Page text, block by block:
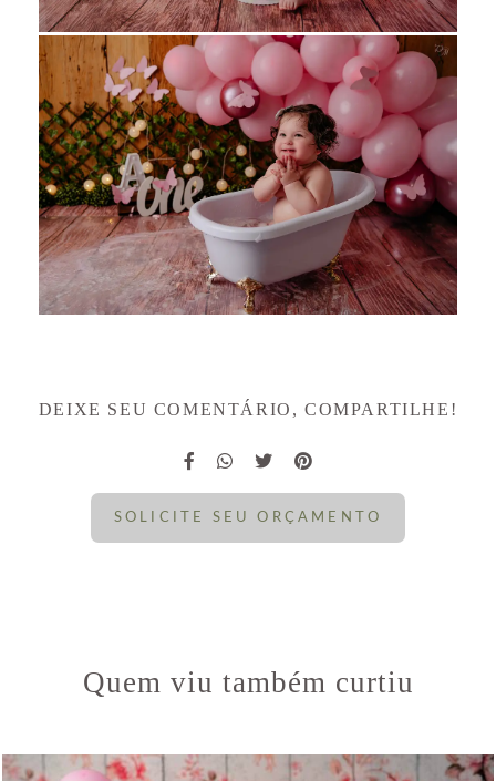
DEIXE SEU COMENTÁRIO, COMPARTILHE!
SOLICITE SEU ORÇAMENTO
Quem viu também curtiu